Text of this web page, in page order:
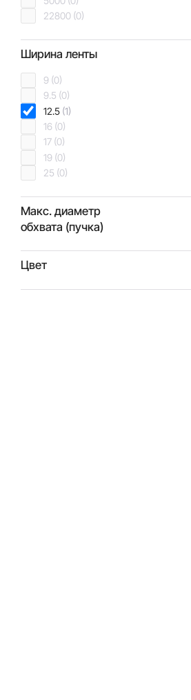
22800 (0)
Ширина ленты
9 (0)
9.5 (0)
12.5 (1)
16 (0)
17 (0)
19 (0)
25 (0)
Макс. диаметр
обхвата (пучка)
35(0)
51
Цвет
Желтый(0)